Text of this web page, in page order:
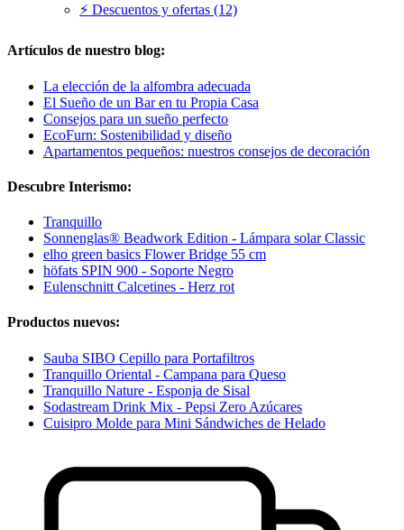
⚡ Descuentos y ofertas (12)
Artículos de nuestro blog:
La elección de la alfombra adecuada
El Sueño de un Bar en tu Propia Casa
Consejos para un sueño perfecto
EcoFurn: Sostenibilidad y diseño
Apartamentos pequeños: nuestros consejos de decoración
Descubre Interismo:
Tranquillo
Sonnenglas® Beadwork Edition - Lámpara solar Classic
elho green basics Flower Bridge 55 cm
höfats SPIN 900 - Soporte Negro
Eulenschnitt Calcetines - Herz rot
Productos nuevos:
Sauba SIBO Cepillo para Portafiltros
Tranquillo Oriental - Campana para Queso
Tranquillo Nature - Esponja de Sisal
Sodastream Drink Mix - Pepsi Zero Azúcares
Cuisipro Molde para Mini Sándwiches de Helado